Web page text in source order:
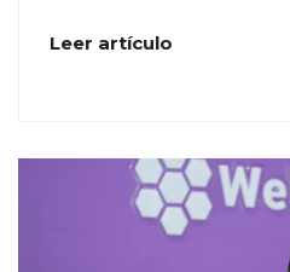
Leer artículo